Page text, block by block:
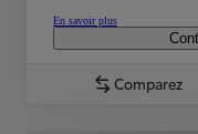
En savoir plus
Comparez